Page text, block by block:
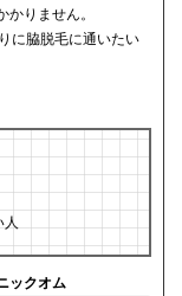
りません。
に脇脱毛に通いたい
ックオム